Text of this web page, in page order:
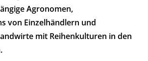
Agronomen,
von Einzelhändlern und
mit Reihenkulturen in den